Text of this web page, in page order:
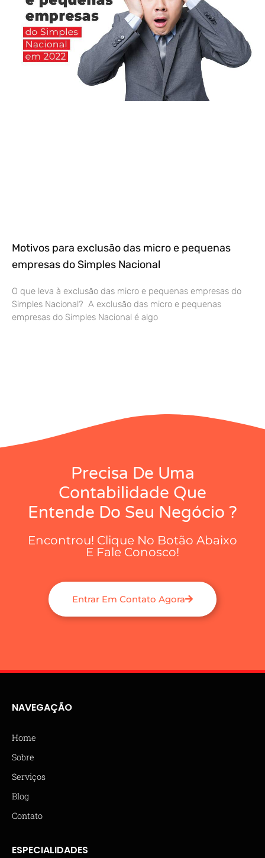
Motivos para exclusão das micro e pequenas
empresas do Simples Nacional
O que leva à exclusão das micro e pequenas empresas do
Simples Nacional? A exclusão das micro e pequenas
empresas do Simples Nacional é algo
Precisa De Uma
Contabilidade Que
Entende Do Seu Negócio ?
Encontrou! Clique No Botão Abaixo
E Fale Conosco!
Entrar Em Contato Agora
NAVEGAÇÃO
Home
Sobre
Serviços
Blog
Contato
ESPECIALIDADES